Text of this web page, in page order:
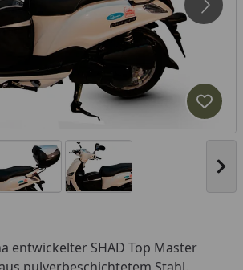
entwickelter SHAD Top Master